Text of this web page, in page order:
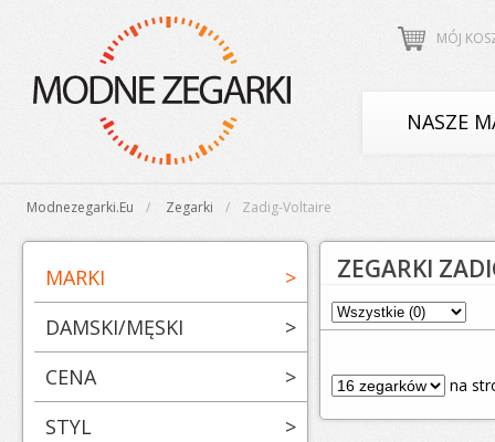
MÓJ
NASZE
Modnezegarki.eu Zegarki Zadig-Voltaire
MARKI
>
DAMSKI/MĘSKI
>
CENA
>
STYL
>
ZEGARKI
na